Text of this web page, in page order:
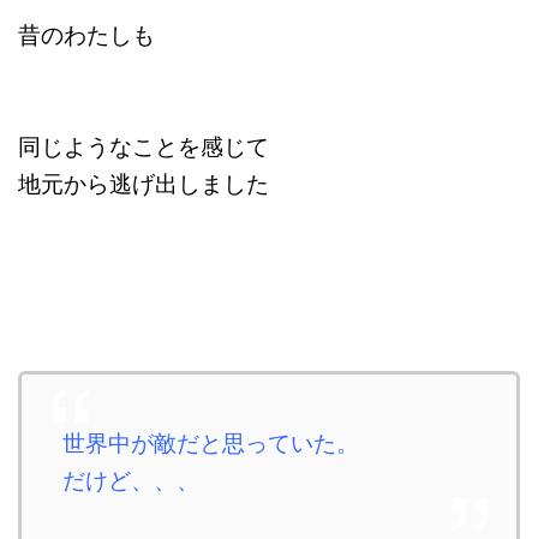
昔のわたしも
同じようなことを感じて
地元から逃げ出しました
世界中が敵だと思っていた。
だけど、、、